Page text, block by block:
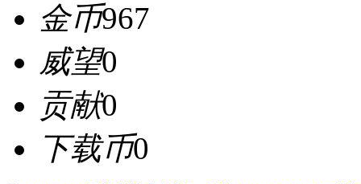
金币967
威望0
贡献0
下载币0